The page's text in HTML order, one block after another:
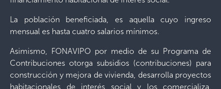
La población beneficiada, es aquella cuyo ingreso
mensual es hasta cuatro salarios mínimos.
Asimismo, FONAVIPO por medio de su Programa de
Contribuciones otorga subsidios (contribuciones) para
construcción y mejora de vivienda, desarrolla proyectos
habitacionales de interés social y los comercializa,